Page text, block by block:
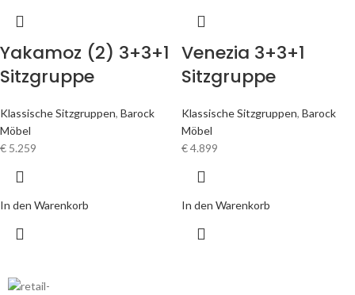
Yakamoz (2) 3+3+1
Sitzgruppe
Klassische Sitzgruppen, Barock
Möbel
€ 5.259
In den Warenkorb
Venezia 3+3+1
Sitzgruppe
Klassische Sitzgruppen, Barock
Möbel
€4.899
In den Warenkorb